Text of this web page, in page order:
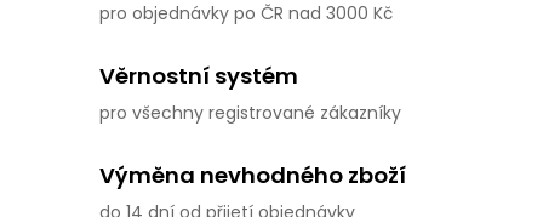
pro objednávky po ČR nad 3000 Kč
Věrnostní systém
pro všechny registrované zákazníky
Výměna nevhodného zboží
do 14 dní od přijetí objednávky